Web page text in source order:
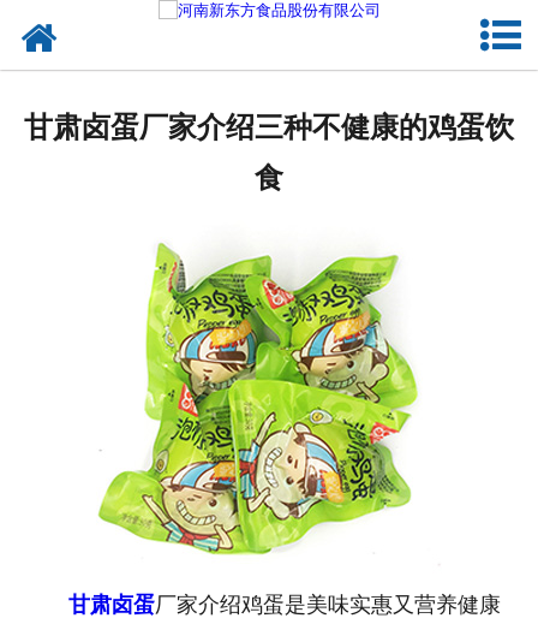
关于新东方
加入新东方
联系我们
甘肃卤蛋厂家介绍三种不健康的鸡蛋饮
食
甘肃卤蛋厂家介绍鸡蛋是美味实惠又营养健康